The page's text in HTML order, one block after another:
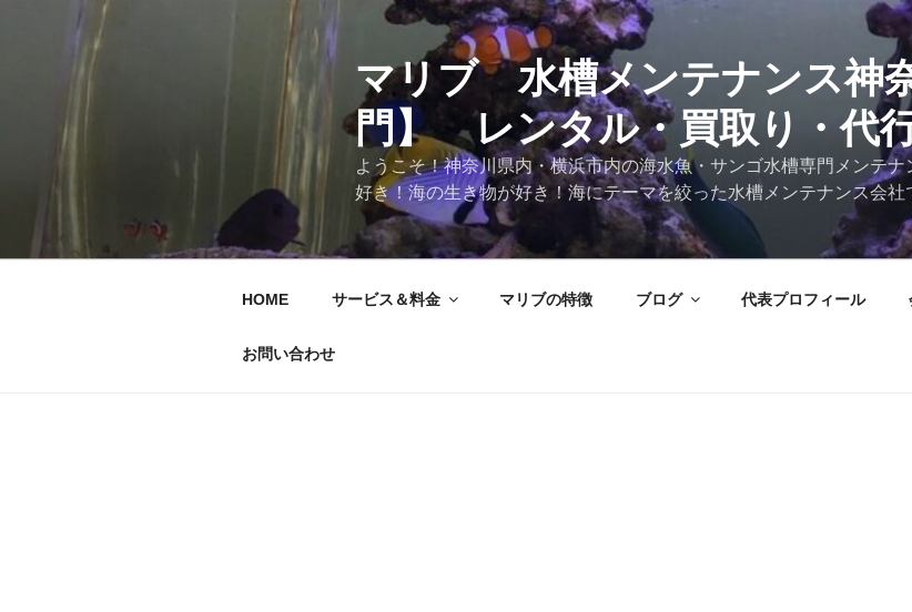
マリブ 水槽メンテナンス神
門】 レンタル・買取り・代
ようこそ！神奈川県内・横浜市内の海水魚・サンゴ水槽専門メンテ
好き！海の生き物が好き！海にテーマを絞った水槽メンテナンス会社
HOME サービス＆料金 マリブの特徴 ブログ 代表プロフィール
お問い合わせ